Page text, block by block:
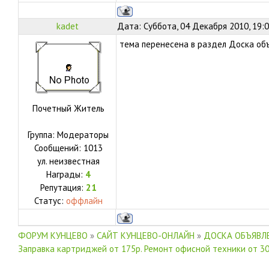
kadet Дата: Суббота, 04 Декабря 2010,
Почетный Житель
Группа: Модераторы
Сообщений: 1013
ул. неизвестная
Награды: 4
Репутация: 21
Статус: оффлайн
тема перенесена в раздел Доска
ФОРУМ КУНЦЕВО » САЙТ КУНЦЕВО-ОНЛАЙН » ДОСКА
Заправка картриджей от 175р. Ремонт офисной техники от